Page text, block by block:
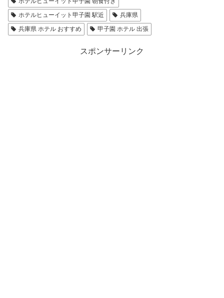
ホテルヒューイット甲子園 駅近
兵庫県
兵庫県 ホテル おすすめ
甲子園 ホテル 出張
スポンサーリンク